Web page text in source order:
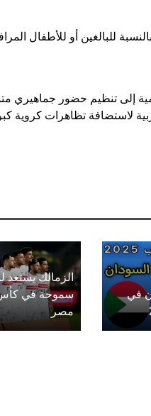
للبالغين أو للأطفال
إلى تنظيم حضور جماهيري
لاستضافة تظاهرات كروية
في
الزمالك يستعد
سموحة في
مصر